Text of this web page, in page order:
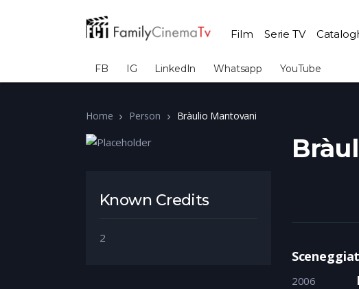
Film Serie TV
FB IG LinkedIn Whatsapp YouTube
Home Person Bràulio Mantovani
Known Credits
2
2006